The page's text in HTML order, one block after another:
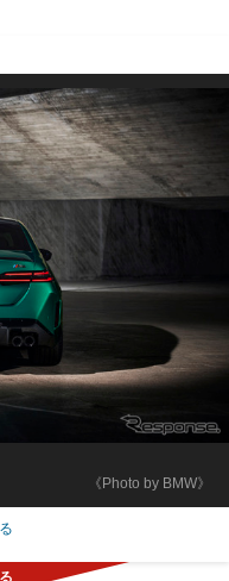
《Photo by BMW》